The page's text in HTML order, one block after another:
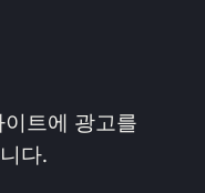
트에 광고를
다.